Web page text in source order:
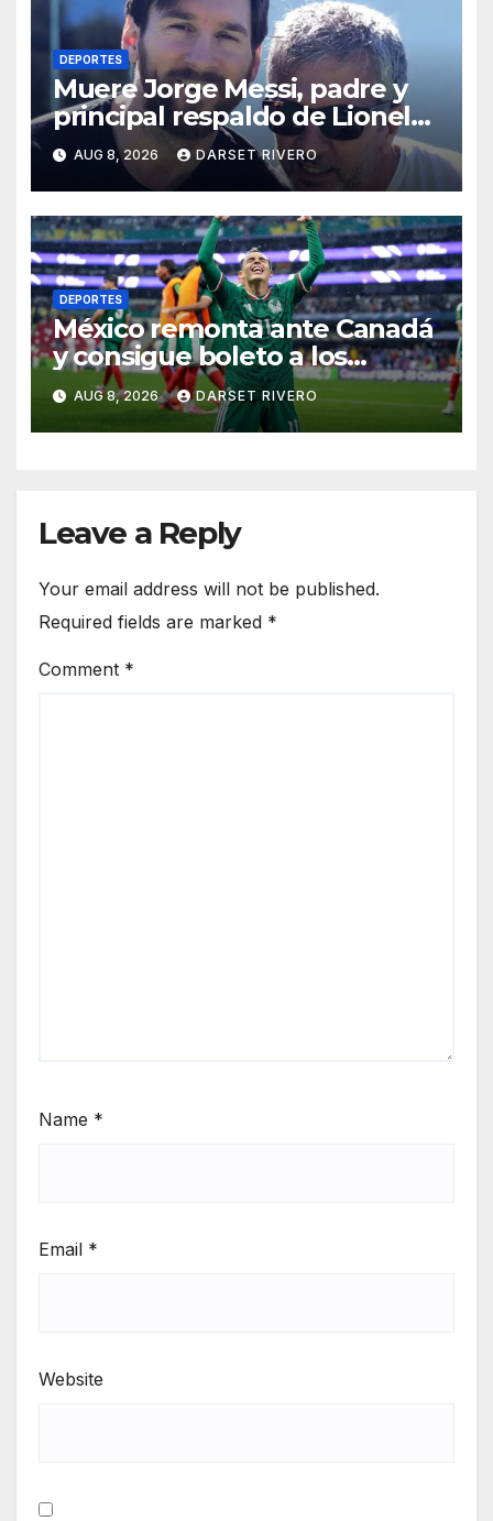
DEPORTES
Muere Jorge Messi, padre y
principal respaldo de Lionel
Messi, a los 68 años
AUG 8, 2026 DARSET RIVERO
DEPORTES
México remonta ante Canadá
y consigue boleto a los
Juegos Olímpicos de Los
Ángeles 2028
AUG 8, 2026 DARSET RIVERO
Leave a Reply
Your email address will not be published.
Required fields are marked *
Comment *
Name *
Email *
Website